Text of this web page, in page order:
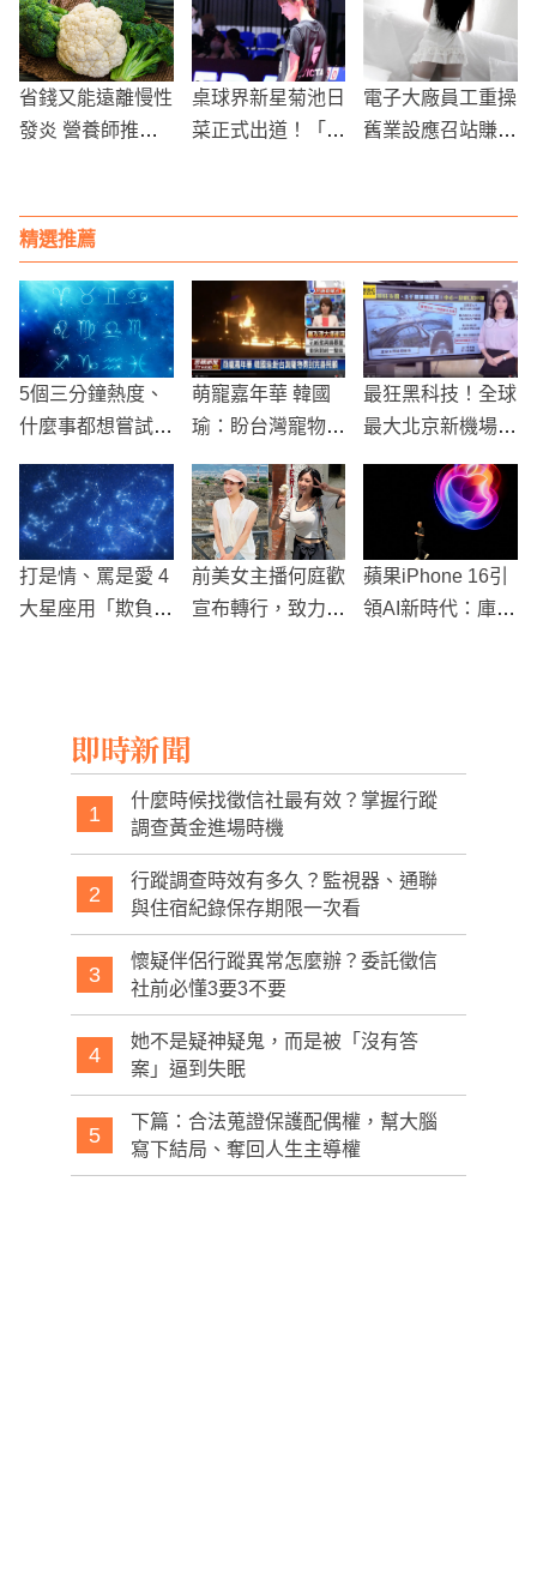
定要知道 搖 貓有員工」
省錢又能遠離慢性
發炎 營養師推薦6
桌球界新星菊池日
菜正式出道！「仙
電子大廠員工重操
舊業設應召站賺黑
精選推薦
5個三分鐘熱度、
什麼事都想嘗試的
萌寵嘉年華 韓國
瑜：盼台灣寵物得
最狂黑科技！全球
最大北京新機場
打是情、罵是愛 4
大星座用「欺負
前美女主播何庭歡
宣布轉行，致力於
蘋果iPhone 16引
領AI新時代：庫克
即時新聞
1
什麼時候找徵信社最有效？掌握行蹤
調查黃金進場時機
2
行蹤調查時效有多久？監視器、通聯
與住宿紀錄保存期限一次看
3
懷疑伴侶行蹤異常怎麼辦？委託徵信
社前必懂3要3不要
4
她不是疑神疑鬼，而是被「沒有答
案」逼到失眠
5
下篇：合法蒐證保護配偶權，幫大腦
寫下結局、奪回人生主導權